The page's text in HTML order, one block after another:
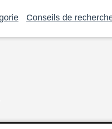
Conseils de